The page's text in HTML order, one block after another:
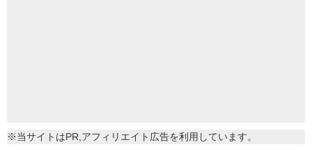
※当サイトはPR,アフィリエイト広告を利用しています。